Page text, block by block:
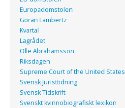
Europadomstolen
Göran Lambertz
Kvartal
Lagrådet
Olle Abrahamsson
Riksdagen
Supreme Court of the United States
Svensk Juristtidning
Svensk Tidskrift
Svenskt kvinnobiografiskt lexikon